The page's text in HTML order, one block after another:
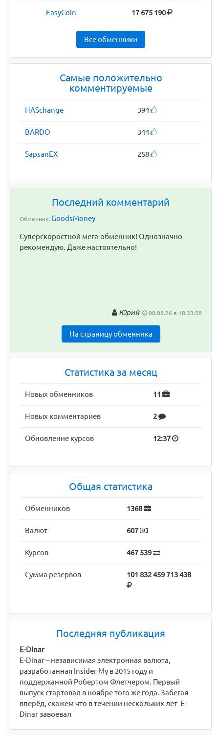
EasyCoin 17 675 190
Все обменники
Самые положительно
комментируемые
HASchange 394
BARDO 344
SapsanEX 258
Последний комментарий
Обменник: GoodsMoney
Суперскоростной мега-обменник! Однозначно
рекомендую. Даже настоятельно!
Юрий 08.08.26 в 18:33:58
На страницу обменника
Статистика за месяц
Новых обменников 11
Новых комментариев 2
Обновление курсов 12:37
Общая статистика
Обменников 1368
Валют 607
Курсов 467 539
Сумма резервов 101 832 459 713 438
Последняя публикация
E-Dinar
E-Dinar – независимая электронная валюта,
разработанная Insider My в 2015 году и
поддержанной Робертом Флетчером. Первый
выпуск стартовал в ноябре того же года. Забегая
вперёд, скажем что в течении нескольких лет E-
Dinar завоевал